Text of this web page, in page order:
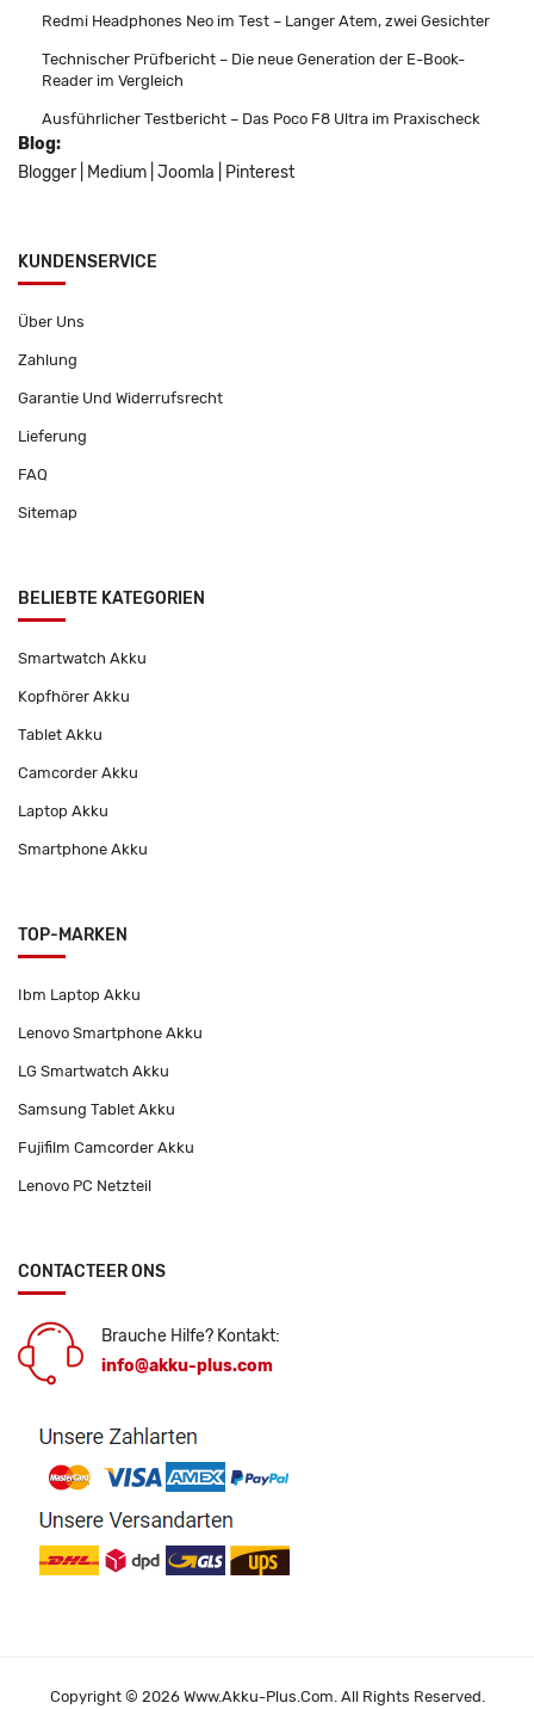
Redmi Headphones Neo im Test – Langer Atem, zwei Gesichter
Technischer Prüfbericht – Die neue Generation der E-Book-
Reader im Vergleich
Ausführlicher Testbericht – Das Poco F8 Ultra im Praxischeck
Blog:
Blogger
Medium Joomla Pinterest
KUNDENSERVICE
Über Uns
Zahlung
Garantie Und Widerrufsrecht
Lieferung
FAQ
Sitemap
BELIEBTE KATEGORIEN
Smartwatch Akku
Kopfhörer Akku
Tablet Akku
Camcorder Akku
Laptop Akku
Smartphone Akku
TOP-MARKEN
Ibm Laptop Akku
Lenovo Smartphone Akku
LG Smartwatch Akku
Samsung Tablet Akku
Fujifilm Camcorder Akku
Lenovo PC Netzteil
CONTACTEER ONS
Brauche Hilfe? Kontakt:
info@akku-plus.com
Copyright © 2026 Www.akku-Plus.com. All Rights Reserved.